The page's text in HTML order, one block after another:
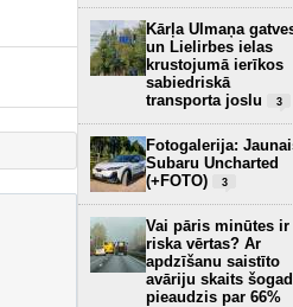
Kārļa Ulmaņa
un Lielirbes ielas
krustojumā ierīkos
sabiedriskā
transporta joslu
3
Fotogalerija:
Subaru Uncharted
(+FOTO)
3
Vai pāris minūtes ir
riska vērtas? Ar
apdzīšanu saistīto
avāriju skaits šogad
pieaudzis par 66%